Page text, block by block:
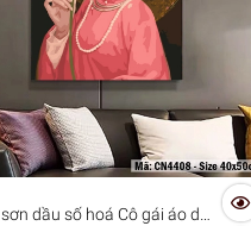
dầu số hoá Cô gái áo dài